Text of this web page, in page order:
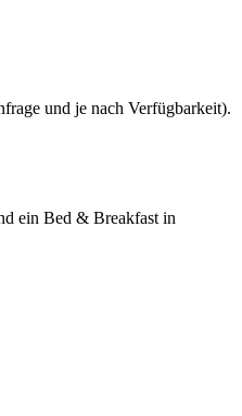
und je nach Verfügbarkeit).
ein Bed & Breakfast in